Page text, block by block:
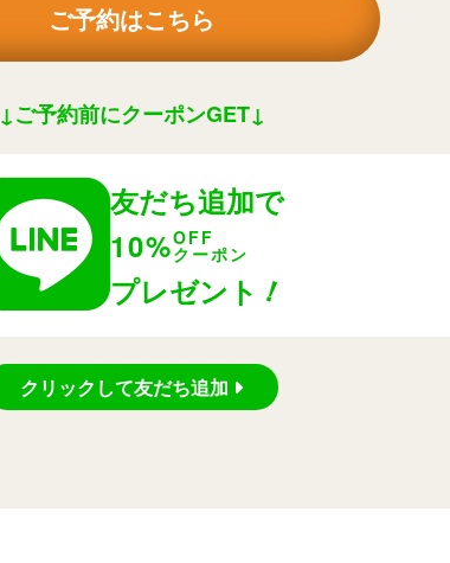
ご予約はこちら
↓ご予約前にクーポンGET↓
友だち追加で
10%OFF
クーポン
プレゼント！
クリックして友だち追加